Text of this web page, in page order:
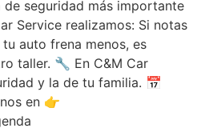
de seguridad más importante
Service realizamos: Si notas
auto frena menos, es
taller. 🔧 En C&M Car
y la de tu familia. 📅
en 👉